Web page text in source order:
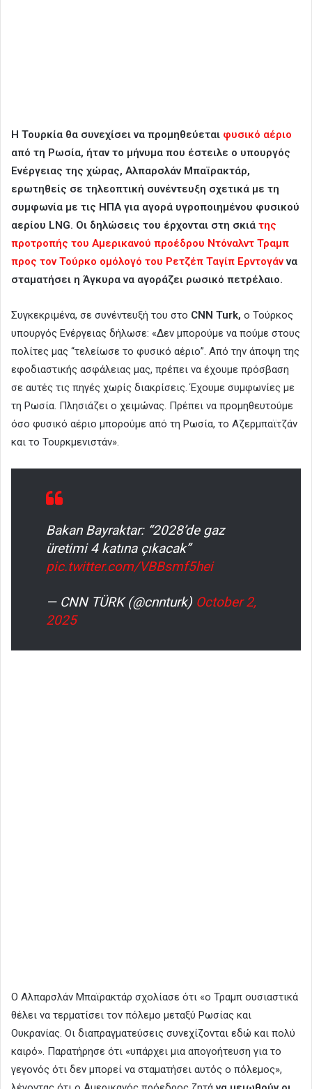
Η Τουρκία θα συνεχίσει να προμηθεύεται φυσικό αέριο
από τη Ρωσία, ήταν το μήνυμα που έστειλε ο υπουργός
Ενέργειας της χώρας, Αλπαρσλάν Μπαϊρακτάρ,
ερωτηθείς σε τηλεοπτική συνέντευξη σχετικά με τη
συμφωνία με τις ΗΠΑ για αγορά υγροποιημένου φυσικού
αερίου LNG. Οι δηλώσεις του έρχονται στη σκιά της
προτροπής του Αμερικανού προέδρου Ντόναλντ Τραμπ
προς τον Τούρκο ομόλογό του Ρετζέπ Ταγίπ Ερντογάννα
σταματήσει η Άγκυρα να αγοράζει ρωσικό πετρέλαιο.
Συγκεκριμένα, σε συνέντευξή του στο CNN Turk, ο Τούρκος
υπουργός Ενέργειας δήλωσε: «Δεν μπορούμε να πούμε στους
πολίτες μας “τελείωσε το φυσικό αέριο”. Από την άποψη της
εφοδιαστικής ασφάλειας μας, πρέπει να έχουμε πρόσβαση
σε αυτές τις πηγές χωρίς διακρίσεις. Έχουμε συμφωνίες με
τη Ρωσία. Πλησιάζει ο χειμώνας. Πρέπει να προμηθευτούμε
όσο φυσικό αέριο μπορούμε από τη Ρωσία, το Αζερμπαϊτζάν
και το Τουρκμενιστάν».
Bakan Bayraktar: “2028’de gaz
üretimi 4 katına çıkacak”
pic.twitter.com/VBBsmf5hei
— CNN TÜRK (@cnnturk) October 2,
2025
Ο Αλπαρσλάν Μπαϊρακτάρ σχολίασε ότι «ο Τραμπ ουσιαστικά
θέλει να τερματίσει τον πόλεμο μεταξύ Ρωσίας και
Ουκρανίας. Οι διαπραγματεύσεις συνεχίζονται εδώ και πολύ
καιρό». Παρατήρησε ότι «υπάρχει μια απογοήτευση για το
γεγονός ότι δεν μπορεί να σταματήσει αυτός ο πόλεμος»,